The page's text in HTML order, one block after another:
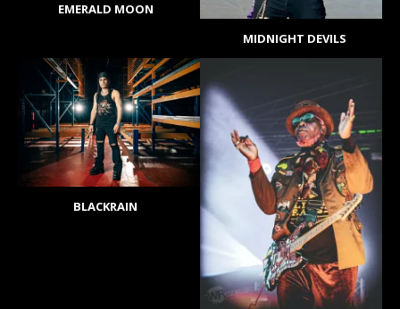
EMERALD MOON
MIDNIGHT DEVILS
BLACKRAIN